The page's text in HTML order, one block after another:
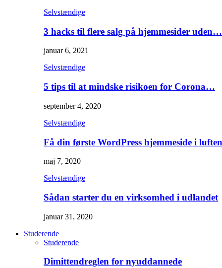
Selvstændige
3 hacks til flere salg på hjemmesider uden…
januar 6, 2021
Selvstændige
5 tips til at mindske risikoen for Corona…
september 4, 2020
Selvstændige
Få din første WordPress hjemmeside i luften
maj 7, 2020
Selvstændige
Sådan starter du en virksomhed i udlandet
januar 31, 2020
Studerende
Studerende
Dimittendreglen for nyuddannede